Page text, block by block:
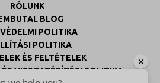
RÓLUNK
BLOG
POLITIKA
POLITIKA
ÉS FELTÉTELEK
VISSZATÉRÍTÉSI POLITIKA